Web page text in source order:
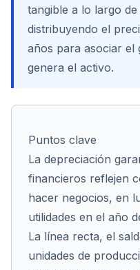
tangible a lo largo
distribuyendo el
años para asociar el
genera el activo.
Puntos clave
La depreciación
financieros reflejen
hacer negocios, en
utilidades en el año
La línea recta, el
unidades de